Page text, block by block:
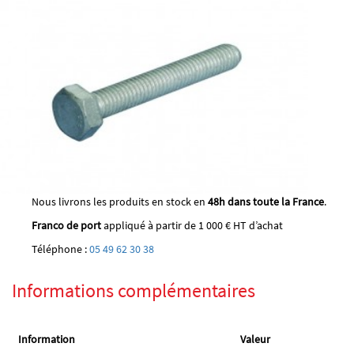
Nous livrons les produits en stock en 48h dans toute la France.
Franco de portappliqué à partir de 1 000 € HT d’achat
Téléphone :05 49 62 30 38
Informations complémentaires
Information Valeur